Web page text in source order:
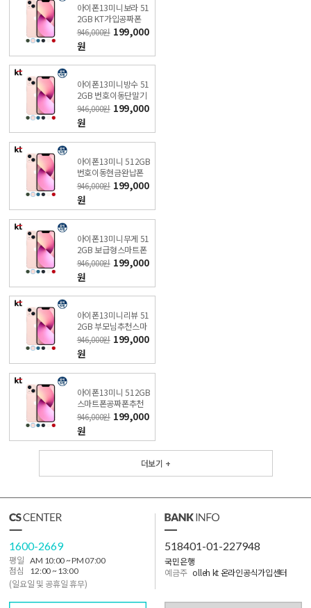
아이폰13미니보라 51
2GB KT가입공짜폰
(특가폰 신청) KT직영
점
946,000원 199,000
원
아이폰13미니방수 51
2GB 번호이동단말기
대금 (특가폰 신청) KT
직영점
946,000원 199,000
원
아이폰13미니 512GB
번호이동현금완납폰
(특가폰 신청) KT직영
점
946,000원 199,000
원
아이폰13미니무게 51
2GB 보급형스마트폰
성능 (특가폰 신청) KT
직영점
946,000원 199,000
원
아이폰13미니리뷰 51
2GB 부모님추천스마
트폰 (특가폰 신청) KT
직영점
946,000원 199,000
원
아이폰13미니 512GB
스마트폰공짜폰추천
(특가폰 신청) KT직영
점
946,000원 199,000
원
더보기 +
1600-2669
평일
AM 10:00 ~ PM 07:00
점심
12:00 ~ 13:00
(일요일 및 공휴일 휴무)
518401-01-227948
국민은행
예금주 olleh kt 온라인공식가입센터